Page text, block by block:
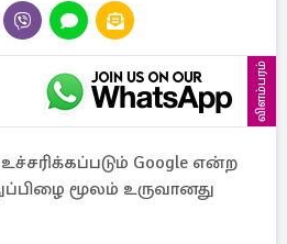
விளம்பரம்
Google என்ற
மூலம் உருவானது